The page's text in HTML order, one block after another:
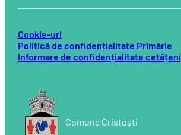
Comuna Cristești
Cookie-uri
Politică de confidențialitate Primărie
Informare de confidențialitate cetățeni